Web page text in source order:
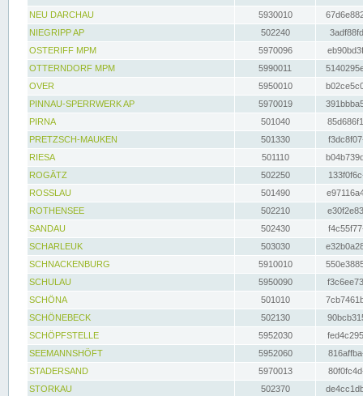
NEU DARCHAU
5930010
NIEGRIPP AP
502240
OSTERIFF MPM
5970096
OTTERNDORF MPM
5990011
OVER
5950010
PINNAU-SPERRWERK AP
5970019
PIRNA
501040
PRETZSCH-MAUKEN
501330
RIESA
501110
ROGÄTZ
502250
ROSSLAU
501490
ROTHENSEE
502210
SANDAU
502430
SCHARLEUK
503030
SCHNACKENBURG
5910010
SCHULAU
5950090
SCHÖNA
501010
SCHÖNEBECK
502130
SCHÖPFSTELLE
5952030
SEEMANNSHÖFT
5952060
STADERSAND
5970013
STORKAU
502370